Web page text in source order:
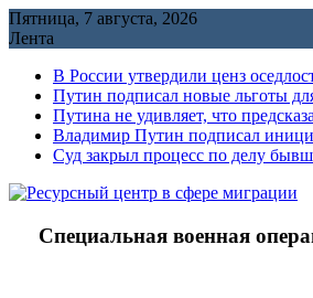
Перейти
к
Пятница, 7 августа, 2026
Лента
В России утвердили ценз
Путин подписал новые льготы
Путина не удивляет, что
Владимир Путин подписал
Cуд закрыл процесс по делу
Специальная военная